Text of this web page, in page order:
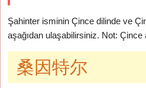
Şahinter isminin Çince dilinde ve
aşağıdan ulaşabilirsiniz. Not: Çince
桑因特尔